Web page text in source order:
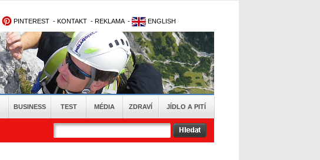
PINTEREST - KONTAKT - REKLAMA - ENGLISH
BUSINESS TEST MÉDIA ZDRAVÍ JÍDLO A PITÍ